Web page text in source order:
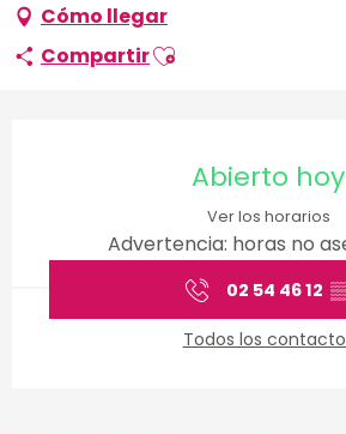
Cómo llegar
CompartirAjouter aux favoris
Abierto hoy
Ver los horarios
Advertencia: horas no
02 54 46 12
Todos los